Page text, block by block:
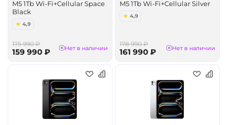
M5 1Tb Wi-Fi+Cellular Space
Black
4,9
175 990 ₽
159 990 ₽ Нет в наличии
M5 1Tb Wi-Fi+Cellular Silver
4,9
178 990 ₽
161 990 ₽ Нет в наличии